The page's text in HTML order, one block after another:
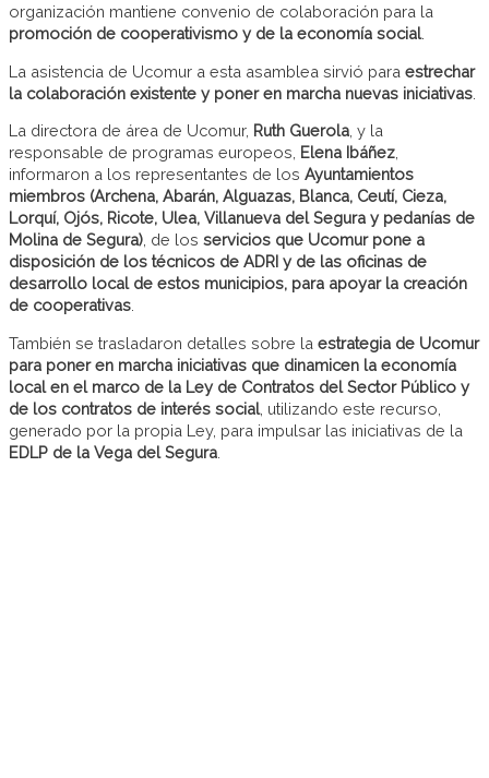
organización mantiene convenio de colaboración para la
promoción de cooperativismo y de la economía social.
La asistencia de Ucomur a esta asamblea sirvió para estrechar
la colaboración existente y poner en marcha nuevas iniciativas
La directora de área de Ucomur, Ruth Guerola , y la
responsable de programas europeos, Elena Ibáñez
informaron a los representantes de los Ayuntamientos
miembros (Archena, Abarán, Alguazas, Blanca, Ceutí, Cieza,
Lorquí, Ojós, Ricote, Ulea, Villanueva del Segura y pedanías de
Molina de Segura) , de los servicios que Ucomur pone a
disposición de los técnicos de ADRI y de las oficinas de
desarrollo local de estos municipios, para apoyar la creación
de cooperativas
También se trasladaron detalles sobre la estrategia de Ucomur
para poner en marcha iniciativas que dinamicen la economía
local en el marco de la Ley de Contratos del Sector Público y
de los contratos de interés social, utilizando este recurso,
generado por la propia Ley, para impulsar las iniciativas de la
EDLP de la Vega del Segura